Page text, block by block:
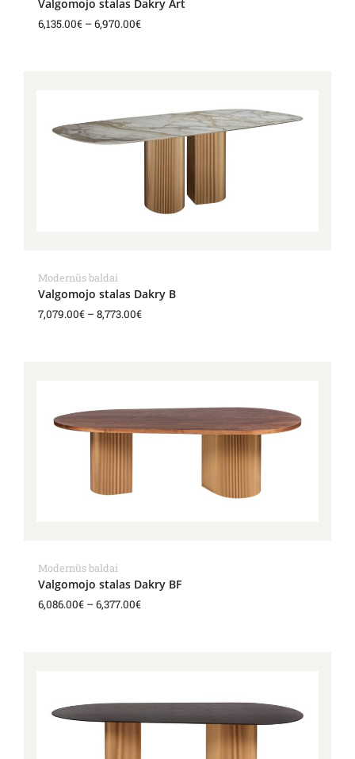
Valgomojo stalas Dakry Art
6,135.00€ –6,970.00€
Modernūs baldai
Valgomojo stalas Dakry B
7,079.00€ –8,773.00€
through
8,773.00€
Modernūs baldai
Valgomojo stalas Dakry BF
6,086.00€ –6,377.00€
through
6,377.00€
6,377.00€